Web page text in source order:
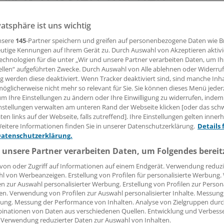
einem Arzt in eine andere Praxis, braucht er Zugriff auf
funktionieren kann, zeigt Hessens Datenschützer. Und
aus Praxen.
Leserin, lieber Leser,
Beitrag können Sie lesen, sobald Sie sich
Jetzt anmelden »
vergessen?
Problem beim Login?
ist mit wenigen Klicks erledigt und kostenlos.
des kostenlosen Login:
ist uns wichtig
145-Partner speichern und greifen auf personenbezogene Daten wie
Kennungen auf Ihrem Gerät zu. Durch Auswahl von Akzeptieren
für die unter „Wir und unsere Partner verarbeiten Daten, um
aufgeführten Zwecke. Durch Auswahl von Alle ablehnen oder
werden diese deaktiviert. Wenn Tracker deaktiviert sind, sind manche
nicht mehr so relevant für Sie. Sie können dieses Menü
Ihre Einstellungen zu ändern oder Ihre Einwilligung zu widerrufen, indem
verwalten am unteren Rand der Webseite klicken [oder das
links auf der Webseite, falls zutreffend]. Ihre Einstellungen gelten
Informationen finden Sie in unserer Datenschutzerklärung. Details
Partner verarbeiten Daten, um Folgendes
oder Zugriff auf Informationen auf einem Endgerät. Verwendung
von Werbeanzeigen. Erstellung von Profilen für personalisierte
zur Auswahl personalisierter Werbung. Erstellung von Profilen zur
Verwendung von Profilen zur Auswahl personalisierter Inhalte.
Messung der Performance von Inhalten. Analyse von Zielgruppen
von Daten aus verschiedenen Quellen. Entwicklung und
reduzierter Daten zur Auswahl von Inhalten.